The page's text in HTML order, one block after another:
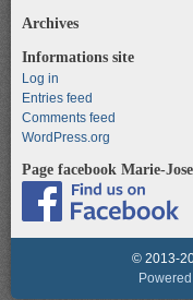
Archives
Informations site
Log in
Entries feed
Comments feed
WordPress.org
Page facebook Marie-
© 2013-